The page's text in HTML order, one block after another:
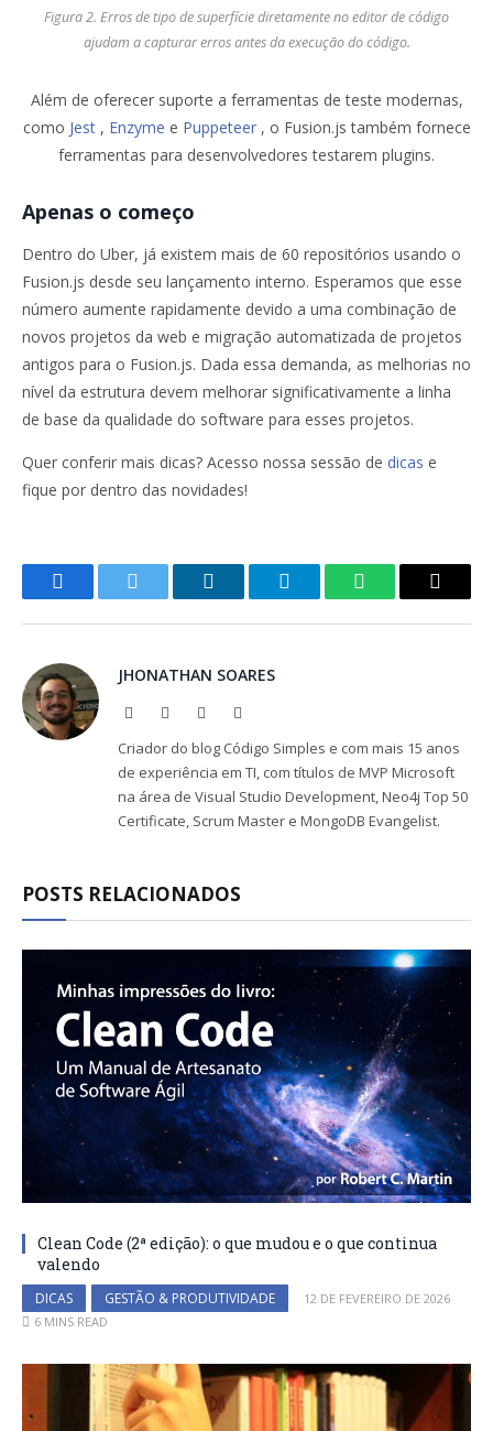
Figura 2. Erros de tipo de superfície diretamente no editor de código
ajudam a capturar erros antes da execução do código.
Além de oferecer suporte a ferramentas de teste modernas,
como Jest, Enzyme e Puppeteer, o Fusion.js também fornece
ferramentas para desenvolvedores testarem plugins.
Apenas o começo
Dentro do Uber, já existem mais de 60 repositórios usando o
Fusion.js desde seu lançamento interno. Esperamos que esse
número aumente rapidamente devido a uma combinação de
novos projetos da web e migração automatizada de projetos
antigos para o Fusion.js. Dada essa demanda, as melhorias no
nível da estrutura devem melhorar significativamente a linha
de base da qualidade do software para esses projetos.
Quer conferir mais dicas? Acesso nossa sessão de dicas e
fique por dentro das novidades!
FacebookTwitter LinkedInTelegramWhatsAppCopy
JHONATHAN SOARES
Website Facebook
Criador do blog Código Simples e com mais 15 anos
de experiência em TI, com títulos de MVP Microsoft
na área de Visual Studio Development, Neo4j Top 50
Certificate, Scrum Master e MongoDB Evangelist.
POSTS RELACIONADOS
Clean Code (2ª edição): o que mudou e o que continua
valendo
DICAS GESTÃO & PRODUTIVIDADE
12 DE FEVEREIRO DE 2026
6 MINS READ